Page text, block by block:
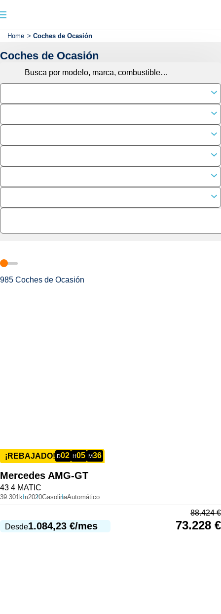
Home > Coches de Ocasión
Coches de Ocasión
985 Coches de Ocasión
¡REBAJADO! D02 H05 M36
Mercedes AMG-GT
43 4 MATIC
39.301km2020GasolinaAutomático
Desde1.084,23 €/mes
88.424€
73.228 €